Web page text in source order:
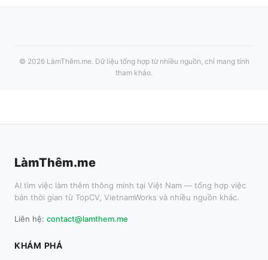
© 2026 LàmThêm.me. Dữ liệu tổng hợp từ nhiều nguồn, chỉ mang tính
tham khảo.
LàmThêm.me
AI tìm việc làm thêm thông minh tại Việt Nam — tổng hợp việc
bán thời gian từ TopCV, VietnamWorks và nhiều nguồn khác.
Liên hệ: contact@lamthem.me
KHÁM PHÁ